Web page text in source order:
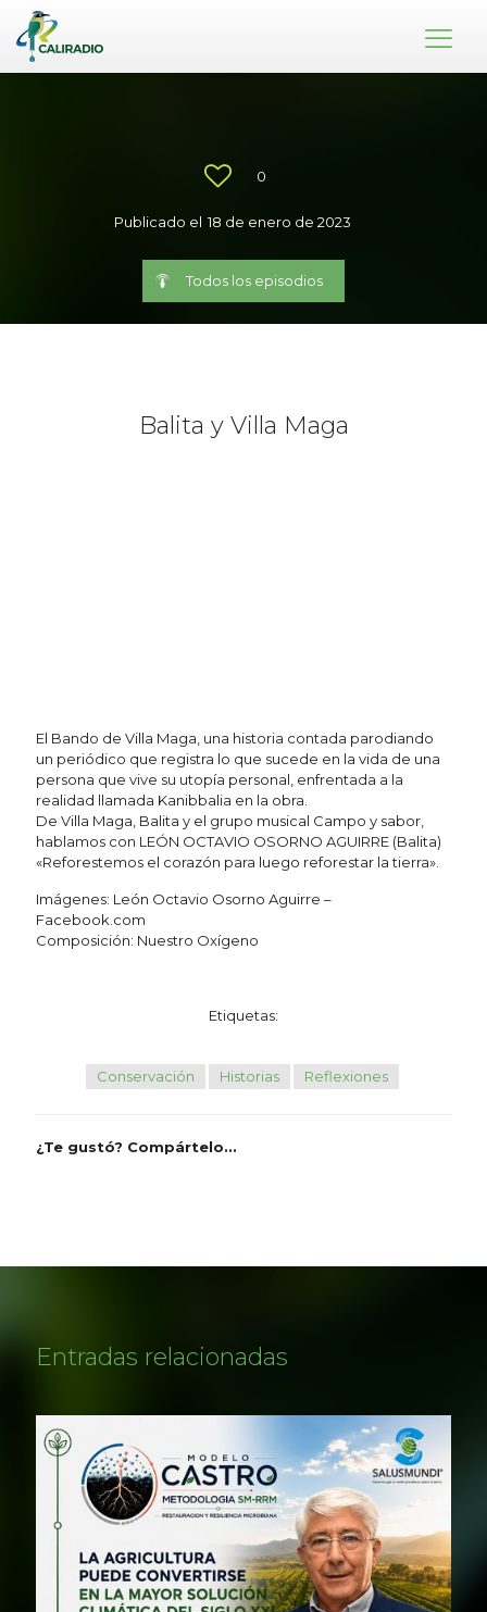
0
Publicado el 18 de enero de 2023
Todos los episodios
Balita y Villa Maga
El Bando de Villa Maga, una historia contada parodiando
un periódico que registra lo que sucede en la vida de una
persona que vive su utopía personal, enfrentada a la
realidad llamada Kanibbalia en la obra.
De Villa Maga, Balita y el grupo musical Campo y sabor,
hablamos con LEÓN OCTAVIO OSORNO AGUIRRE (Balita)
«Reforestemos el corazón para luego reforestar la tierra».
Imágenes: León Octavio Osorno Aguirre –
Facebook.com
Composición: Nuestro Oxígeno
Etiquetas:
Conservación Historias Reflexiones
¿Te gustó? Compártelo...
Entradas relacionadas